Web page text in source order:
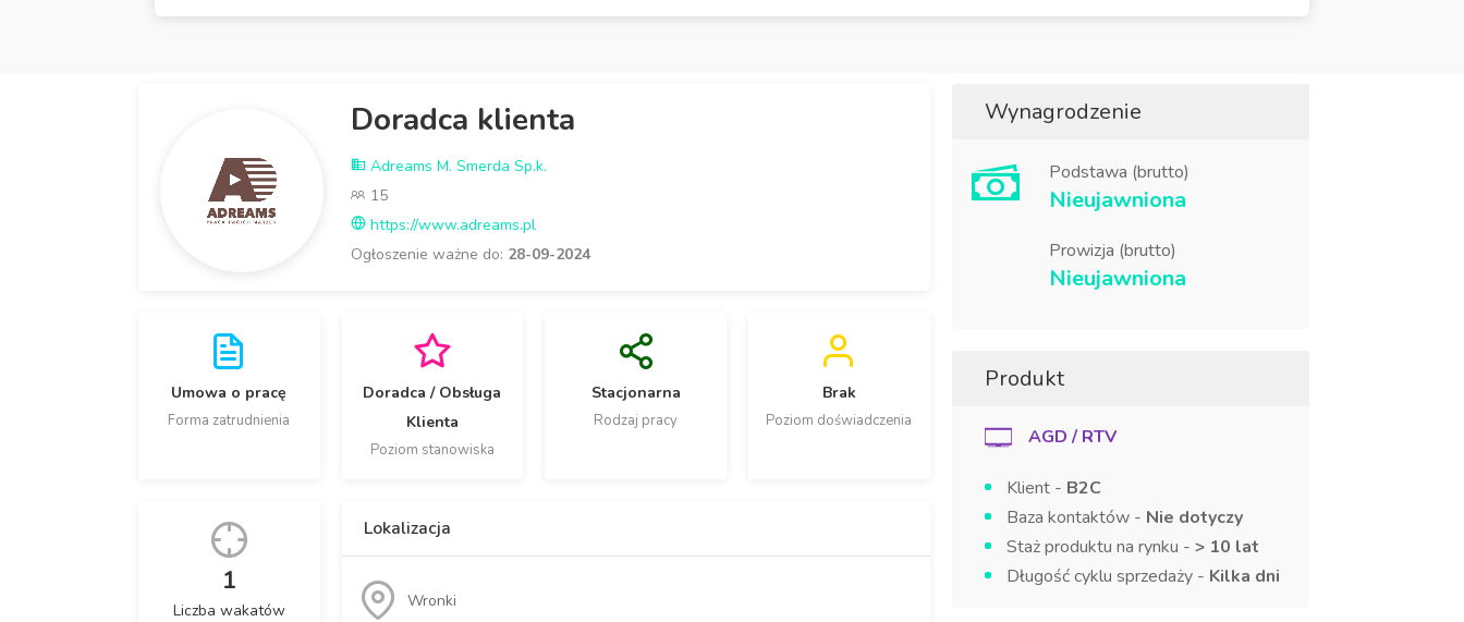
Doradca klienta
Adreams M. Smerda Sp.k.
15
https://www.adreams.pl
Ogłoszenie ważne do: 28-09-2024
Umowa o pracę
Forma zatrudnienia
Doradca / Obsługa
Klienta
Poziom stanowiska
Stacjonarna
Rodzaj pracy
Brak
Poziom doświadczenia
1
Liczba wakatów
Lokalizacja
Wronki
Wynagrodzenie
Podstawa (brutto)
Nieujawniona
Prowizja (brutto)
Nieujawniona
Produkt
AGD / RTV
Klient - B2C
Baza kontaktów - Nie dotyczy
Staż produktu na rynku - > 10 lat
Długość cyklu sprzedaży - Kilka dni